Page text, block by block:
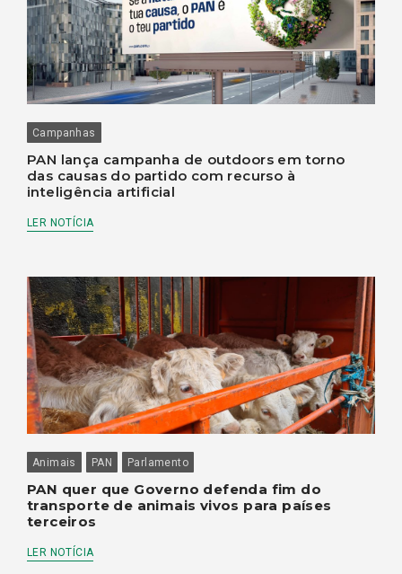
Campanhas
PAN lança campanha de outdoors em torno
das causas do partido com recurso à
inteligência artificial
LER NOTÍCIA
Animais PAN Parlamento
PAN quer que Governo defenda fim do
transporte de animais vivos para países
terceiros
LER NOTÍCIA